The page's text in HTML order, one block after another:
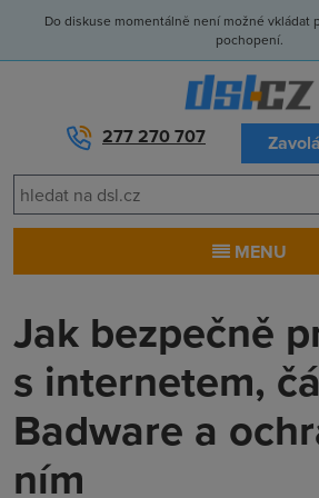
Do diskuse momentálně není možné vkládat
pochopení.
277 270 707
MENU
Jak bezpečně
s internetem,
Badware a
ním